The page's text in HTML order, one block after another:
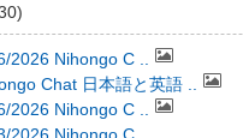
2026 Nihongo C ..
Chat 日本語と英語 ..
2026 Nihongo C ..